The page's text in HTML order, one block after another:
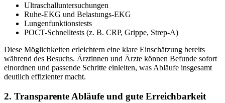
Ultraschalluntersuchungen
Ruhe-EKG und Belastungs-EKG
Lungenfunktionstests
POCT-Schnelltests (z. B. CRP, Grippe, Strep-A)
Diese Möglichkeiten erleichtern eine klare Einschätzung bereits
während des Besuchs. Ärztinnen und Ärzte können Befunde sofort
einordnen und passende Schritte einleiten, was Abläufe insgesamt
deutlich effizienter macht.
2. Transparente Abläufe und gute Erreichbarkeit